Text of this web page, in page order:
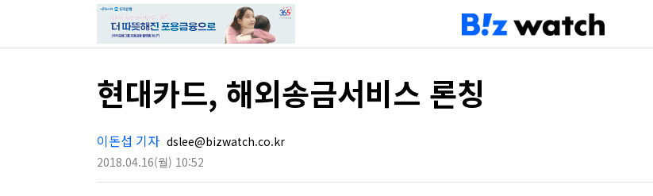
현대카드, 해외송금서비스 론칭
이돈섭 기자 dslee@bizwatch.co.kr
2018.04.16(월) 10:52